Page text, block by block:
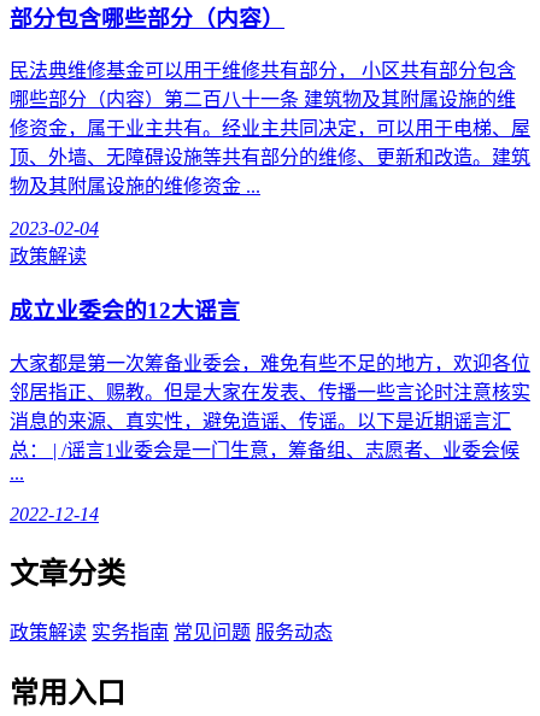
部分包含哪些部分（内容）
民法典维修基金可以用于维修共有部分， 小区共有部分包含
哪些部分（内容）第二百八十一条 建筑物及其附属设施的维
修资金，属于业主共有。经业主共同决定，可以用于电梯、屋
顶、外墙、无障碍设施等共有部分的维修、更新和改造。建筑
物及其附属设施的维修资金 ...
2023-02-04
政策解读
成立业委会的12大谣言
大家都是第一次筹备业委会，难免有些不足的地方，欢迎各位
邻居指正、赐教。但是大家在发表、传播一些言论时注意核实
消息的来源、真实性，避免造谣、传谣。以下是近期谣言汇
总： | /谣言1业委会是一门生意，筹备组、志愿者、业委会候
...
2022-12-14
文章分类
政策解读 实务指南 常见问题 服务动态
常用入口